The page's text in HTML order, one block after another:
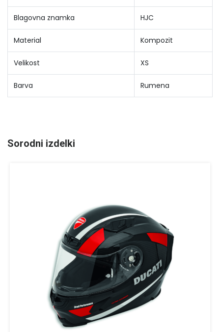
Blagovna znamka HJC
Material Kompozit
Velikost XS
Barva Rumena
Sorodni izdelki